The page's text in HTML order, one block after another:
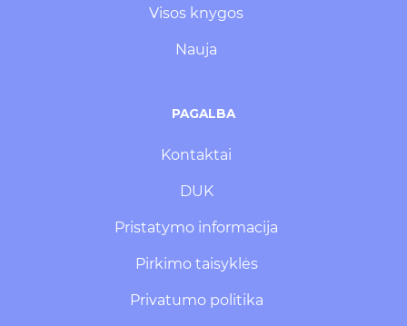
Visos knygos
Nauja
PAGALBA
Kontaktai
DUK
Pristatymo informacija
Pirkimo taisyklės
Privatumo politika